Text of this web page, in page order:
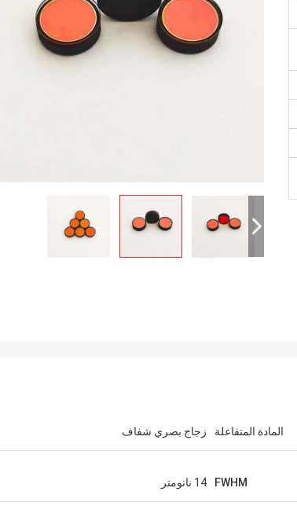
المادة المتفاعلة زجاج بصري شفاف
FWHM 14 نانومتر